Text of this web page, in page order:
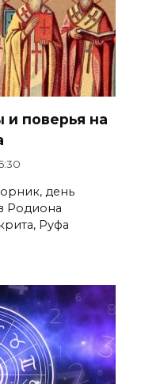
поверья на
день
Родиона
Руфа